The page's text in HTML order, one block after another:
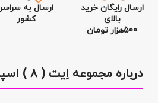
ارسال رایگان خرید
بالای
500هزار تومان
ارسال به
کشور
درباره مجموعه اِیت ( ۸ ) اسپرت